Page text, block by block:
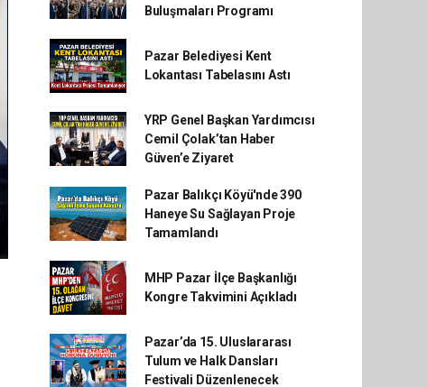
Buluşmaları Programı
Pazar Belediyesi Kent
Lokantası Tabelasını Astı
YRP Genel Başkan Yardımcısı
Cemil Çolak’tan Haber
Güven’e Ziyaret
Pazar Balıkçı Köyü'nde 390
Haneye Su Sağlayan Proje
Tamamlandı
MHP Pazar İlçe Başkanlığı
Kongre Takvimini Açıkladı
Pazar’da 15. Uluslararası
Tulum ve Halk Dansları
Festivali Düzenlenecek